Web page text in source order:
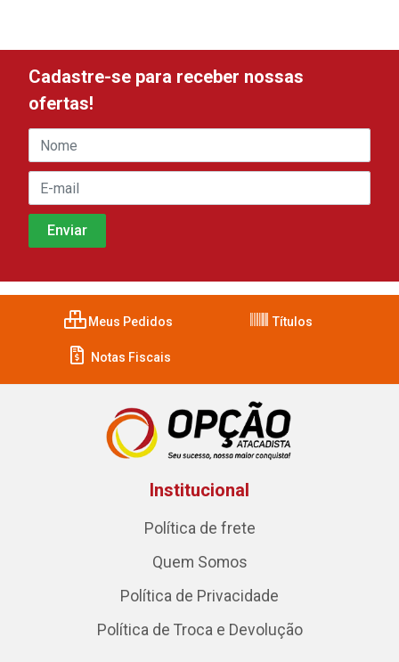
Cadastre-se para receber nossas
ofertas!
Meus Pedidos Títulos
Notas Fiscais
Institucional
Política de frete
Quem Somos
Política de Privacidade
Política de Troca e Devolução